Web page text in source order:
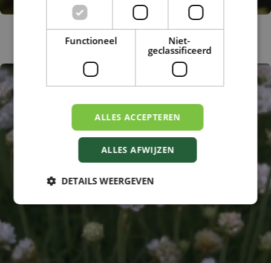
Armeria maritima 'D?sseldorfer Stolz'
Functioneel
Niet-
geclassificeerd
ALLES ACCEPTEREN
ALLES AFWIJZEN
DETAILS WEERGEVEN